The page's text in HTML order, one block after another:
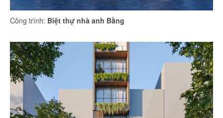
Công trình: Biệt thự nhà anh Bằng